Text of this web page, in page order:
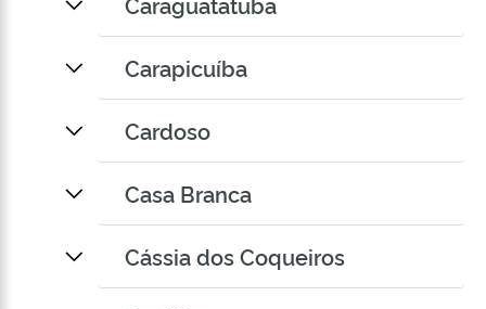
Carapicuíba
Cardoso
Casa Branca
Cássia dos Coqueiros